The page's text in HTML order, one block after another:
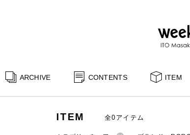
ARCHIVE CONTENTS ITEM
ITEM 全0アイテム